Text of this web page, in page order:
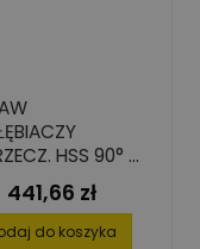
HSS 90° 4
2,0-20
Cena
441,66 zł
do koszyka